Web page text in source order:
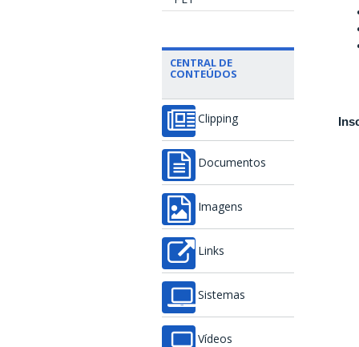
CENTRAL DE
CONTEÚDOS
Clipping
Documentos
Imagens
Links
Sistemas
Vídeos